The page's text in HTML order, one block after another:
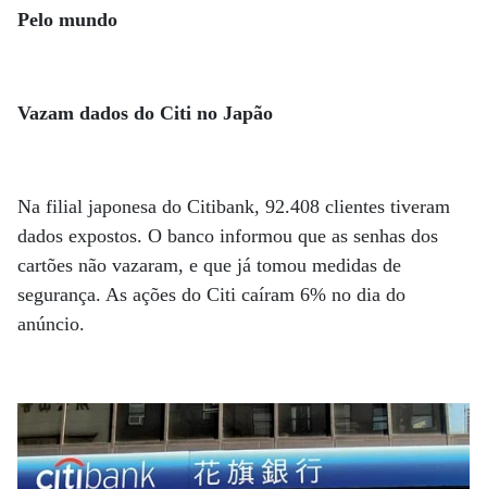
Pelo mundo
Vazam dados do Citi no Japão
Na filial japonesa do Citibank, 92.408 clientes tiveram
dados expostos. O banco informou que as senhas dos
cartões não vazaram, e que já tomou medidas de
segurança. As ações do Citi caíram 6% no dia do
anúncio.